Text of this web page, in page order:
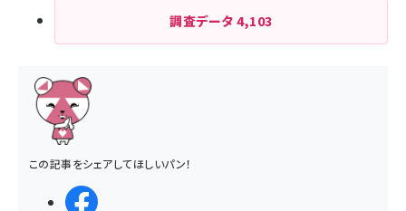
調査データ4,103
この記事をシェアしてほしいパン！